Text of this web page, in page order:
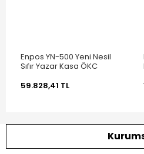
Enpos YN-500 Yeni Nesil
Sıfır Yazar Kasa ÖKC
59.828,41 TL